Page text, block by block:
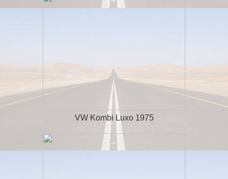
VW Kombi Luxo 1975